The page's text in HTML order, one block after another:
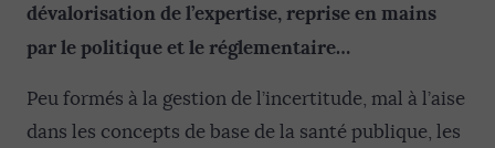
dévalorisation de l’expertise, reprise en mains
par le politique et le réglementaire…
Peu formés à la gestion de l’incertitude, mal à l’aise
dans les concepts de base de la santé publique, les